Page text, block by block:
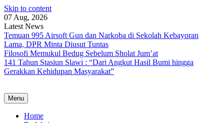
Skip to content
07 Aug, 2026
Latest News
Temuan 995 Airsoft Gun dan Narkoba di Sekolah Kebayoran
Lama, DPR Minta Diusut Tuntas
Filosofi Memukul Bedug Sebelum Sholat Jum’at
141 Tahun Stasiun Slawi : “Dari Angkut Hasil Bumi hingga
Gerakkan Kehidupan Masyarakat”
Menu
Home